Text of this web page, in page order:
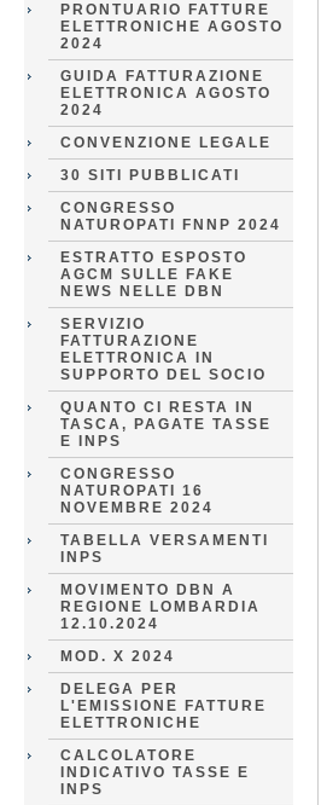
PRONTUARIO FATTURE
ELETTRONICHE AGOSTO
2024
GUIDA FATTURAZIONE
ELETTRONICA AGOSTO
2024
CONVENZIONE LEGALE
30 SITI PUBBLICATI
CONGRESSO
NATUROPATI FNNP 2024
ESTRATTO ESPOSTO
AGCM SULLE FAKE
NEWS NELLE DBN
SERVIZIO
FATTURAZIONE
ELETTRONICA IN
SUPPORTO DEL SOCIO
QUANTO CI RESTA IN
TASCA, PAGATE TASSE
E INPS
CONGRESSO
NATUROPATI 16
NOVEMBRE 2024
TABELLA VERSAMENTI
INPS
MOVIMENTO DBN A
REGIONE LOMBARDIA
12.10.2024
MOD. X 2024
DELEGA PER
L'EMISSIONE FATTURE
ELETTRONICHE
CALCOLATORE
INDICATIVO TASSE E
INPS